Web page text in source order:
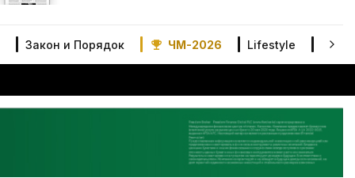
Закон и Порядок ЧМ-2026 Lifestyle В